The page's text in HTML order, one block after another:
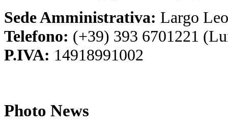
Sede Amministrativa: Largo
Telefono: (+39) 393 6701221
P.IVA: 14918991002
Photo News